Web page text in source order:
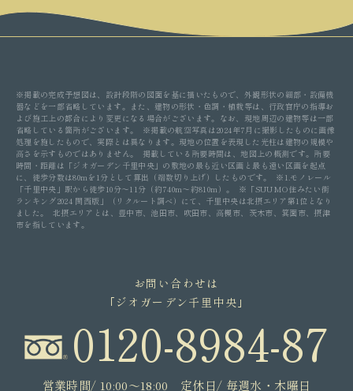
※掲載の完成予想図は、設計段階の図面を基に描いたもので、外観形状の細部・設備機
器などを一部省略しています。また、建物の形状・色調・植栽等は、行政官庁の指導お
よび施工上の都合により変更になる場合がございます。なお、現地周辺の建物等は一部
省略している箇所がございます。 ※掲載の航空写真は2024年7月に撮影したものに画像
処理を施したもので、実際とは異なります。現地の位置を表現した光柱は建物の規模や
高さを示すものではありません。 掲載している所要時間は、地図上の概測です。所要
時間・距離は「ジオガーデン千里中央」の敷地の最も近い区画と最も遠い区画を起点
に、徒歩分数は80mを1分として算出（端数切り上げ）したものです。 ※1.モノレール
「千里中央」駅から徒歩10分〜11分（約740m〜約810m）。 ※「SUUMO住みたい街
ランキング2024 関西版」（リクルート調べ）にて、千里中央は北摂エリア第1位となり
ました。 北摂エリアとは、豊中市、池田市、吹田市、高槻市、茨木市、箕面市、摂津
市を指しています。
お問い合わせは
｢ジオガーデン千里中央｣
0120-8984-87
営業時間/ 10:00～18:00 定休日/ 毎週水・木曜日